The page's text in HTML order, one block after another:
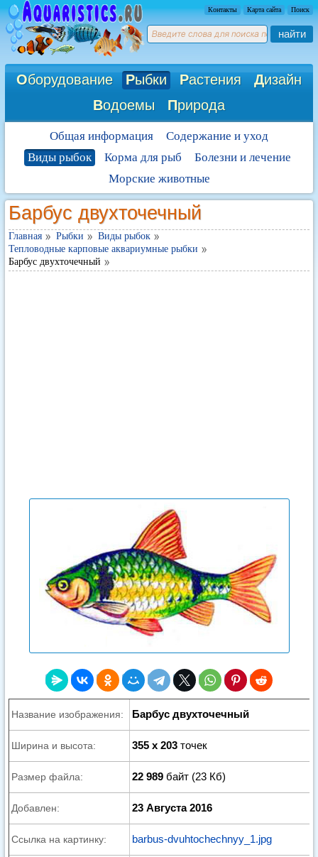
Контакты Карта сайта Поиск
найти
Оборудование Рыбки Растения Дизайн
Водоемы Природа
Общая информация
Содержание и уход
Виды рыбок
Корма для рыб
Болезни и лечение
Морские животные
Барбус двухточечный
Главная Рыбки
Виды рыбок
Тепловодные карповые аквариумные рыбки
Барбус двухточечный
Название изображения: Барбус двухточечный
Ширина и высота: 355 x 203 точек
Размер файла: 22 989 байт (23 Кб)
Добавлен: 23 Августа 2016
Ссылка на картинку: barbus-dvuhtochechnyy_1.jpg